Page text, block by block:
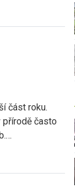
část roku.
přírodě často